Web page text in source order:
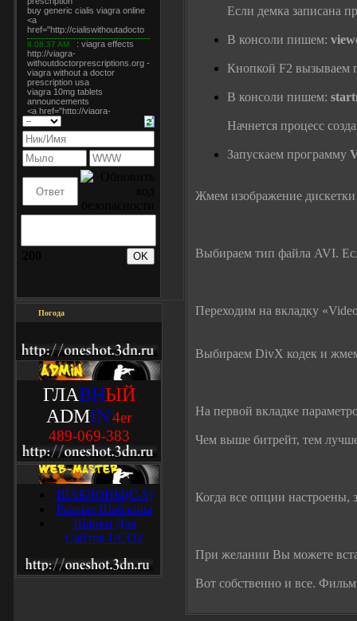
Погода
ГЛАВНЫЙ
ADMIN'4er
489-069-383
ШАБЛОНЫ(C-S)
Разные Шаблоны
Шапки Для
Сайтов UCOZ
Если демка записана
В консоли пишем:
Кнопкой F2 вызываем
В консоли пишем:
Начнется процесс
Запускаем программу
Жмем изображение
Выбираем тип файла AVI.
Переходим на вкладку
Выбираем DivX кодек и
На первой вкладке
Чем выше битрейт, тем
Когда все опции
При желании Вы можете
Вот собственно и все.